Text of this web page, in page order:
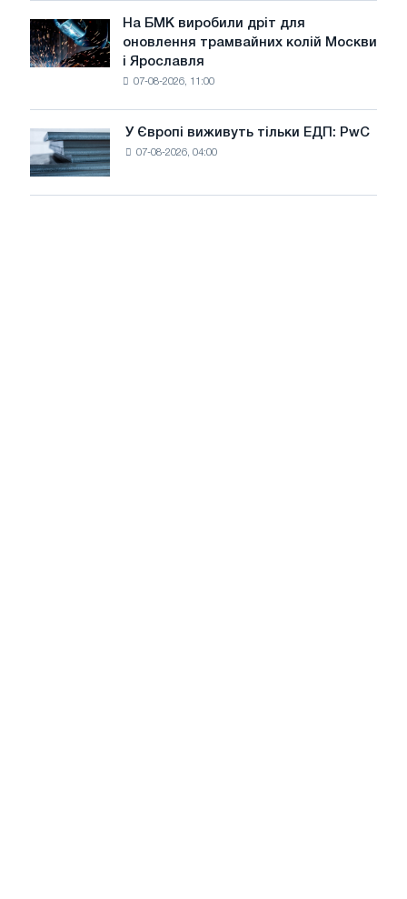
цілей
декарбонізації
липні
На
БМК
виробили
трамвайних
колій
На БМК виробили дріт для
оновлення трамвайних колій Москви
і Ярославля
07-08-2026, 11:00
Європі
виживуть
тільки
У Європі виживуть тільки ЕДП: PwC
07-08-2026, 04:00